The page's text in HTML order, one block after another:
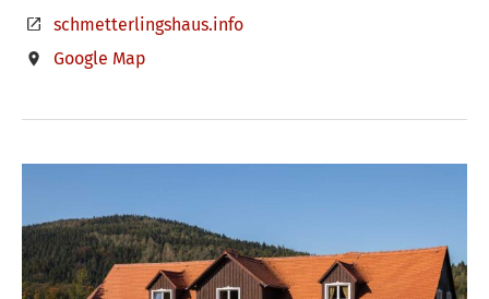
schmetterlingshaus.info
Google Map